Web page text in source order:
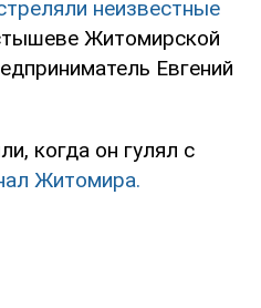
неизвестные
Житомирской
Евгений
когда он гулял с
Житомира.